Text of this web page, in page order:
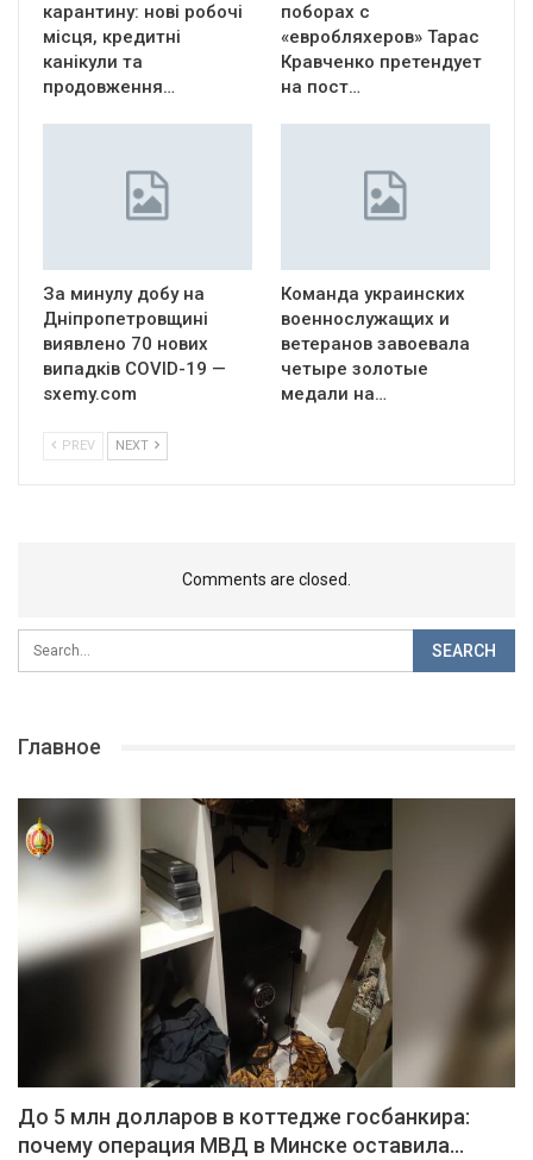
карантину: нові робочі
місця, кредитні
канікули та
продовження…
поборах с
«евробляхеров» Тарас
Кравченко претендует
на пост…
За минулу добу на
Дніпропетровщині
виявлено 70 нових
випадків COVID-19 —
sxemy.com
Команда украинских
военнослужащих и
ветеранов завоевала
четыре золотые
медали на…
PREV NEXT
Comments are closed.
Главное
До 5 млн долларов в коттедже госбанкира:
почему операция МВД в Минске оставила…